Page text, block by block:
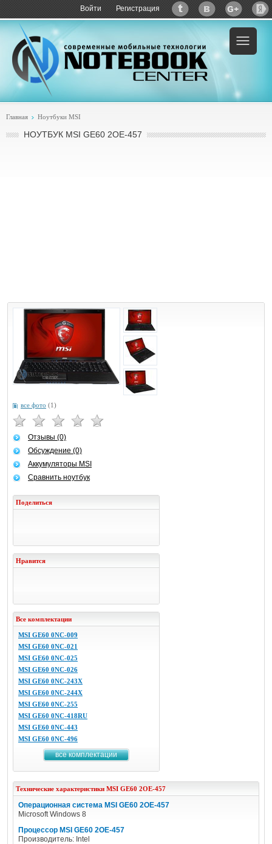
Войти Регистрация
Пример:купить MSI GE60 2OE-457
Главная Ноутбуки MSI
НОУТБУК MSI GE60 2OE-457
все фото (1)
Отзывы (0)
Обсуждение (0)
Аккумуляторы MSI
Сравнить ноутбук
Поделиться
Нравится
Все комплектации
MSI GE60 0NC-009
MSI GE60 0NC-021
MSI GE60 0NC-025
MSI GE60 0NC-026
MSI GE60 0NC-243X
MSI GE60 0NC-244X
MSI GE60 0NC-255
MSI GE60 0NC-418RU
MSI GE60 0NC-443
MSI GE60 0NC-496
все комплектации
Технические характеристики MSI GE60 2OE-457
Операционная система MSI GE60 2OE-457
Microsoft Windows 8
Процессор MSI GE60 2OE-457
Производитель: Intel